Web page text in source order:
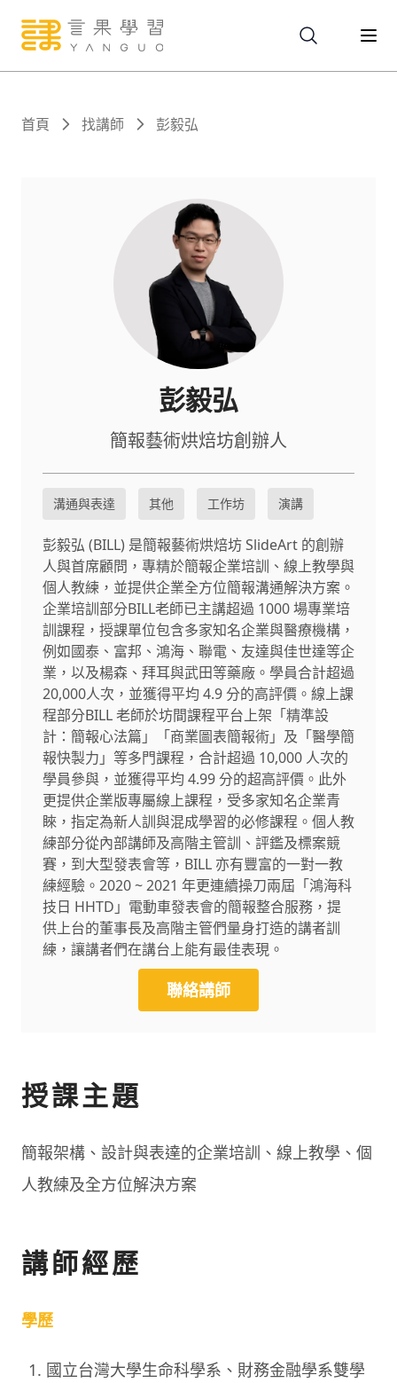
關於
首頁 找講師 彭毅弘
彭毅弘
簡報藝術烘焙坊創辦人
溝通與表達 其他 工作坊 演講
彭毅弘 (BILL) 是簡報藝術烘焙坊 SlideArt 的創辦
人與首席顧問，專精於簡報企業培訓、線上教學與
個人教練，並提供企業全方位簡報溝通解決方案。​
企業培訓部分BILL老師已主講超過 1000 場專業培
訓課程，授課單位包含多家知名企業與醫療機構，
例如國泰、富邦、鴻海、聯電、友達與佳世達等企
業，以及楊森、拜耳與武田等藥廠。學員合計超過
20,000人次，並獲得平均 4.9 分的高評價。​ 線上課
程部分BILL 老師於坊間課程平台上架「精準設
計：簡報心法篇」「商業圖表簡報術」及「醫學簡
報快製力」等多門課程，合計超過 10,000 人次的
學員參與，並獲得平均 4.99 分的超高評價。此外
更提供企業版專屬線上課程，受多家知名企業青
睞，指定為新人訓與混成學習的必修課程。​ 個人教
練部分從內部講師及高階主管訓、評鑑及標案競
賽，到大型發表會等，BILL 亦有豐富的一對一教
練經驗。2020 ~ 2021 年更連續操刀兩屆「鴻海科
技日 HHTD」電動車發表會的簡報整合服務，提
供上台的董事長及高階主管們量身打造的講者訓
練，讓講者們在講台上能有最佳表現。​
聯絡講師
授課主題
簡報架構、設計與表達的企業培訓、線上教學、個
⼈教練及全⽅位解決⽅案
講師經歷
學歷
國立台灣大學生命科學系、財務金融學系雙學